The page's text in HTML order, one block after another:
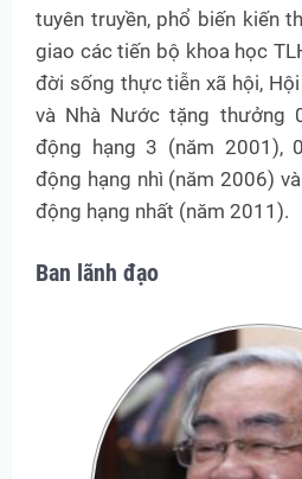
tuyên truyền, phổ biến kiến
giao các tiến bộ khoa học
đời sống thực tiễn xã hội,
và Nhà Nước tặng thưởng
động hạng 3 (năm 2001),
động hạng nhì (năm 2006)
động hạng nhất (năm 2011).
Ban lãnh đạo